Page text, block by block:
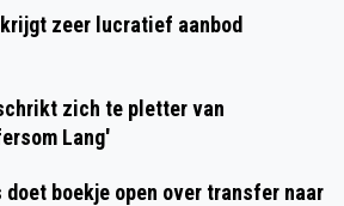
zeer lucratief aanbod
zich te pletter van
Lang'
doet boekje open over transfer naar